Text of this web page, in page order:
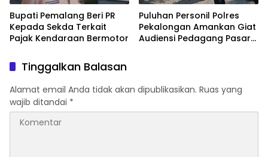
Bupati Pemalang Beri PR
Kepada Sekda Terkait
Pajak Kendaraan Bermotor
Puluhan Personil Polres
Pekalongan Amankan Giat
Audiensi Pedagang Pasar
Tinggalkan Balasan
Alamat email Anda tidak akan dipublikasikan. Ruas yang
wajib ditandai *